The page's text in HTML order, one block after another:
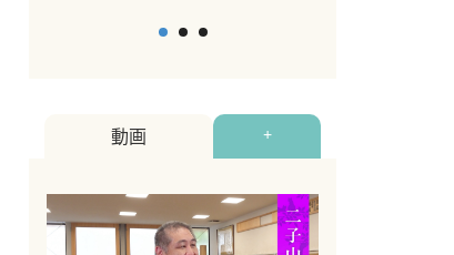
動画 +